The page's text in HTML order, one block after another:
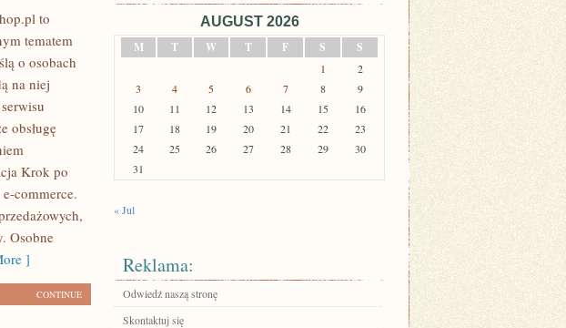
to
tematem
o osobach
na niej
obsługę
Krok po
commerce.
Osobne
]
CONTINUE
AUGUST 2026
M
T W T F S S
1
2
3
4 5 6 7 8
9
10
11 12 13 14 15
16
17
18 19 20 21 22
23
24
25 26 27 28 29
30
31
« Jul
Reklama:
Odwiedź naszą stronę
Skontaktuj się